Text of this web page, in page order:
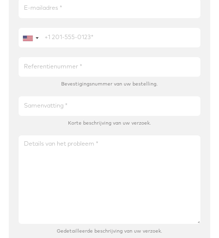
Bevestigingsnummer van uw bestelling.
Korte beschrijving van uw verzoek.
Gedetailleerde beschrijving van uw verzoek.